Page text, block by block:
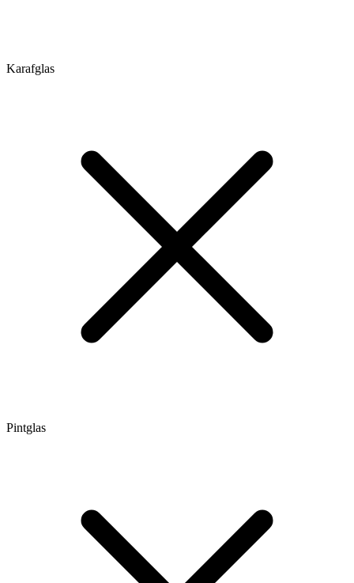
Karafglas
Pintglas